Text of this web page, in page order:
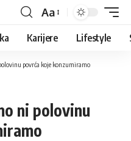
Aa
Karijere Lifestyle
povrća koje konzumiramo
ni polovinu